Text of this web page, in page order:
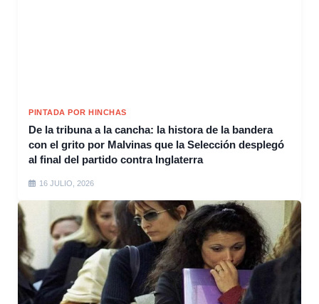
PINTADA POR HINCHAS
De la tribuna a la cancha: la histora de la bandera
con el grito por Malvinas que la Selección desplegó
al final del partido contra Inglaterra
16 JULIO, 2026